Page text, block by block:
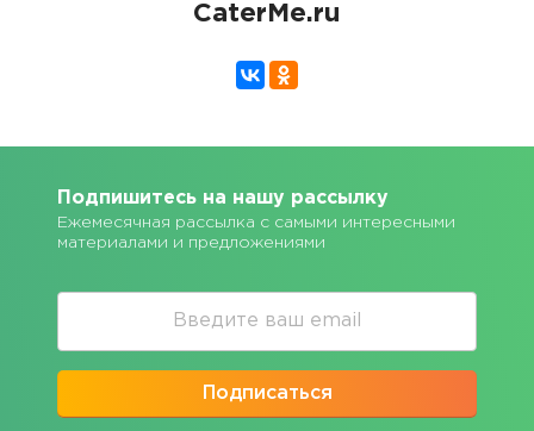
CaterMe.ru
Подпишитесь на нашу рассылку
Ежемесячная рассылка с самыми интересными
материалами и предложениями
Подписаться